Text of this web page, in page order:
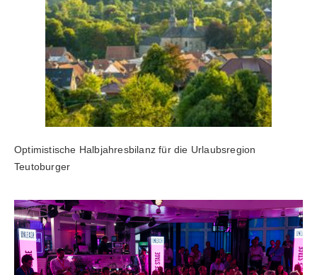
Optimistische Halbjahresbilanz für die Urlaubsregion
Teutoburger